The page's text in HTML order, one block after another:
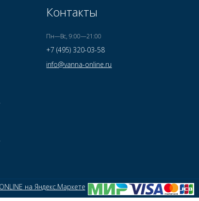
Контакты
Пн—Вс, 9:00—21:00
+7 (495) 320-03-58
info@vanna-online.ru